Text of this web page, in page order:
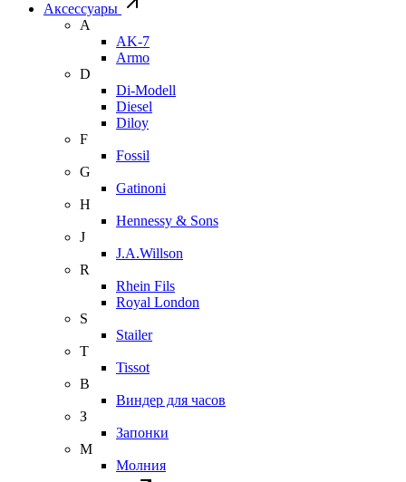
Аксессуары
A
AK-7
Armo
D
Di-Modell
Diesel
Diloy
F
Fossil
G
Gatinoni
H
Hennessy & Sons
J
J.A.Willson
R
Rhein Fils
Royal London
S
Stailer
T
Tissot
В
Виндер для часов
З
Запонки
М
Молния